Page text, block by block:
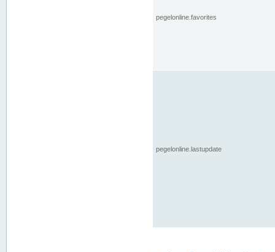
pegelonline.favorites
pegelonline.lastupdate